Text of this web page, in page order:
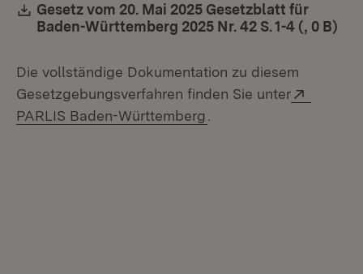
Download:
Gesetz vom 20. Mai 2025 Gesetzblatt für
Baden-Württemberg 2025 Nr. 42 S. 1-4 (, 0 B)
Die vollständige Dokumentation zu diesem
Gesetzgebungsverfahren finden Sie unter
PARLIS Baden-Württemberg